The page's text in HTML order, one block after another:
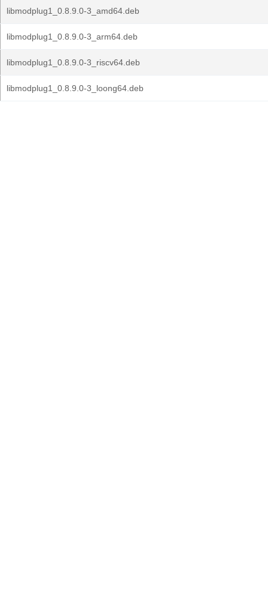
libmodplug1_0.8.9.0-3_amd64.deb
libmodplug1_0.8.9.0-3_arm64.deb
libmodplug1_0.8.9.0-3_riscv64.deb
libmodplug1_0.8.9.0-3_loong64.deb